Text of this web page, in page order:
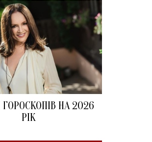
ГОРОСКОПІВ НА 2026
РІК